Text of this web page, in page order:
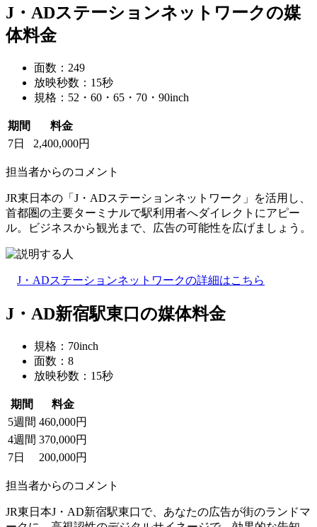
J・ADステーションネットワークの媒
体料金
面数：249
放映秒数：15秒
規格：52・60・65・70・90inch
期間
料金
7日
2,400,000円
担当者からのコメント
JR東日本の「J・ADステーションネットワーク」を活用し、
首都圏の主要ターミナルで駅利用者へダイレクトにアピー
ル。ビジネスから観光まで、広告の可能性を広げましょう。
J・ADステーションネットワークの詳細はこちら
J・AD新宿駅東口の媒体料金
規格：70inch
面数：8
放映秒数：15秒
期間
料金
5週間 460,000円
4週間 370,000円
7日
200,000円
担当者からのコメント
JR東日本J・AD新宿駅東口で、あなたの広告が街のランドマ